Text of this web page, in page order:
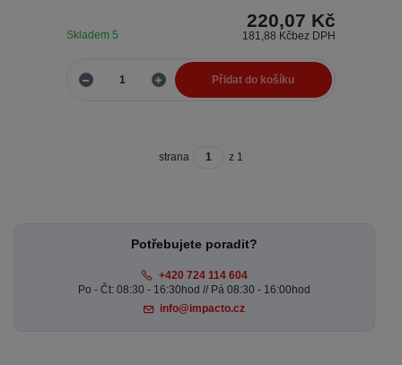
220,07 Kč
181,88 Kčbez DPH
Skladem 5
Přidat do košíku
strana z 1
Potřebujete poradit?
+420 724 114 604
Po - Čt: 08:30 - 16:30hod // Pá 08:30 - 16:00hod
info@impacto.cz